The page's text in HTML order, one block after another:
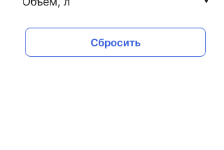
Сбросить